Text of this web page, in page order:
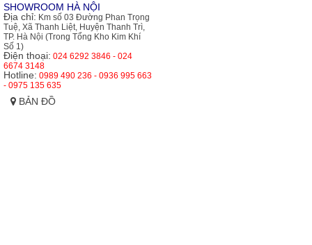
SHOWROOM HÀ NỘI
Địa chỉ: Km số 03 Đường Phan Trọng
Tuệ, Xã Thanh Liệt, Huyện Thanh Trì,
TP. Hà Nội (Trong Tổng Kho Kim Khí
Số 1)
Điện thoại: 024 6292 3846 - 024
6674 3148
Hotline: 0989 490 236 - 0936 995 663
- 0975 135 635
BẢN ĐỒ